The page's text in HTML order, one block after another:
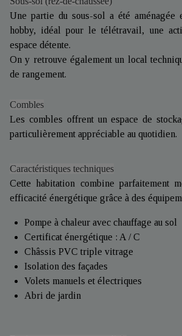
Une partie du sous-sol a été aménagée
hobby, idéal pour le télétravail, une
espace détente.
On y retrouve également un local
de rangement.
Combles
Les combles offrent un espace de
particulièrement appréciable au quotidien.
Caractéristiques techniques
Cette habitation combine parfaitement
efficacité énergétique grâce à des
Pompe à chaleur avec chauffage au sol
Certificat énergétique : A / C
Châssis PVC triple vitrage
Isolation des façades
Volets manuels et électriques
Abri de jardin